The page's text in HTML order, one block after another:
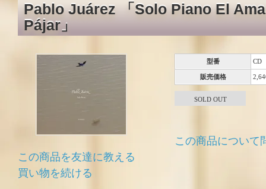
Pablo Juárez 「Solo Piano El
Pájar」
型番 CD
販売価格
SOLD OUT
この商品について
この商品を友達に教える
買い物を続ける